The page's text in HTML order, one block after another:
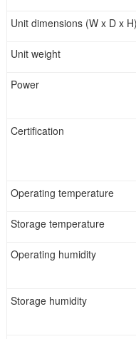
Unit dimensions (W x D x H)
Unit weight
Power
Certification
Operating temperature
Storage temperature
Operating humidity
Storage humidity